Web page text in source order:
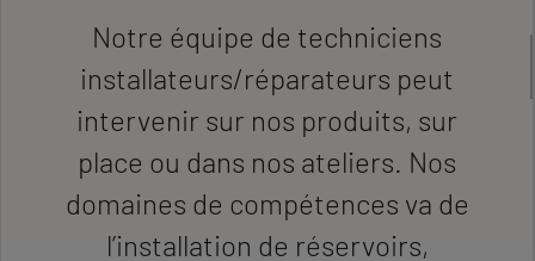
Notre équipe de techniciens
installateurs/réparateurs peut
intervenir sur nos produits, sur
place ou dans nos ateliers. Nos
domaines de compétences va de
l’installation de réservoirs,